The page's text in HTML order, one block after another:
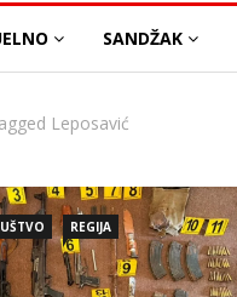
SANDŽAK
Leposavić
REGIJA